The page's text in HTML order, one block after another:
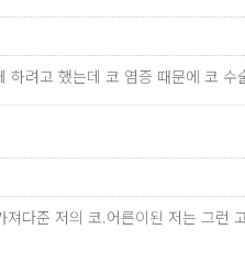
려고 했는데 코 염증 때문에 코
다준 저의 코.어른이된 저는 그